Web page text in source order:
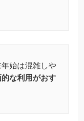
始は混雑しや
な利用がおす